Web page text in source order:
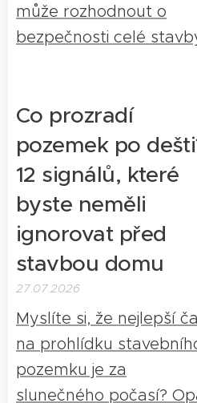
může rozhodnout o
bezpečnosti celé
Co prozradí
pozemek po
12 signálů, které
byste neměli
ignorovat před
stavbou domu
27.07.2026
Myslíte si, že nejlepší
na prohlídku
pozemku je za
slunečného počasí?